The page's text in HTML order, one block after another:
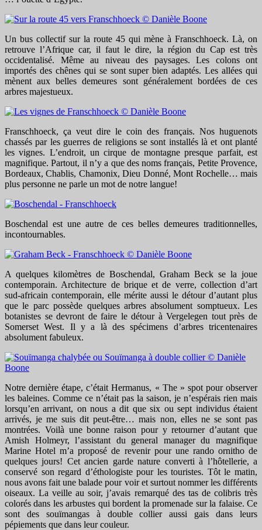
Un bus collectif sur la route 45 qui mène à Franschhoeck. Là, on
retrouve l’Afrique car, il faut le dire, la région du Cap est très
occidentalisé. Même au niveau des paysages. Les colons ont
importés des chênes qui se sont super bien adaptés. Les allées qui
mènent aux belles demeures sont généralement bordées de ces
arbres majestueux.
Franschhoeck, ça veut dire le coin des français. Nos huguenots
chassés par les guerres de religions se sont installés là et ont planté
les vignes. L’endroit, un cirque de montagne presque parfait, est
magnifique. Partout, il n’y a que des noms français, Petite Provence,
Bordeaux, Chablis, Chamonix, Dieu Donné, Mont Rochelle… mais
plus personne ne parle un mot de notre langue!
Boschendal est une autre de ces belles demeures traditionnelles,
incontournables.
A quelques kilomètres de Boschendal, Graham Beck se la joue
contemporain. Architecture de brique et de verre, collection d’art
sud-africain contemporain, elle mérite aussi le détour d’autant plus
que le parc possède quelques arbres absolument somptueux. Les
botanistes se devront de faire le détour à Vergelegen tout près de
Somerset West. Il y a là des spécimens d’arbres tricentenaires
absolument fabuleux.
Notre dernière étape, c’était Hermanus, « The » spot pour observer
les baleines. Comme ce n’était pas la saison, je n’espérais rien mais
lorsqu’en arrivant, on nous a dit que six ou sept individus étaient
arrivés, je me suis dit peut-être… mais non, elles ne se sont pas
montrées. Voilà une bonne raison pour y retourner d’autant que
Amish Holmeyr, l’assistant du general manager du magnifique
Marine Hotel m’a proposé de revenir pour une rando ornitho de
quelques jours! Cet ancien garde nature converti à l’hôtellerie, a
conservé son regard d’éthologiste pour les touristes. Tôt le matin,
nous avons fait une balade pour voir et surtout nommer les différents
oiseaux. La veille au soir, j’avais remarqué des tas de colibris très
colorés dans les arbustes qui bordent la promenade sur la falaise. Ce
sont des souïmangas à double collier aussi gais dans leurs
pépiements que dans leur couleur.